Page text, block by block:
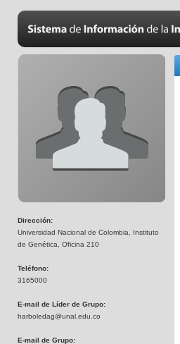
Dirección:
Universidad Nacional de Colombia, Instituto
de Genética, Oficina 210
Teléfono:
3165000
E-mail de Líder de Grupo:
harboledag@unal.edu.co
E-mail de Grupo: